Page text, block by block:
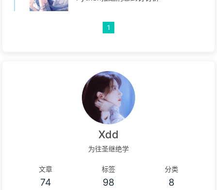
1
Xdd
为往圣继绝学
文章
74
标签
98
分类
8